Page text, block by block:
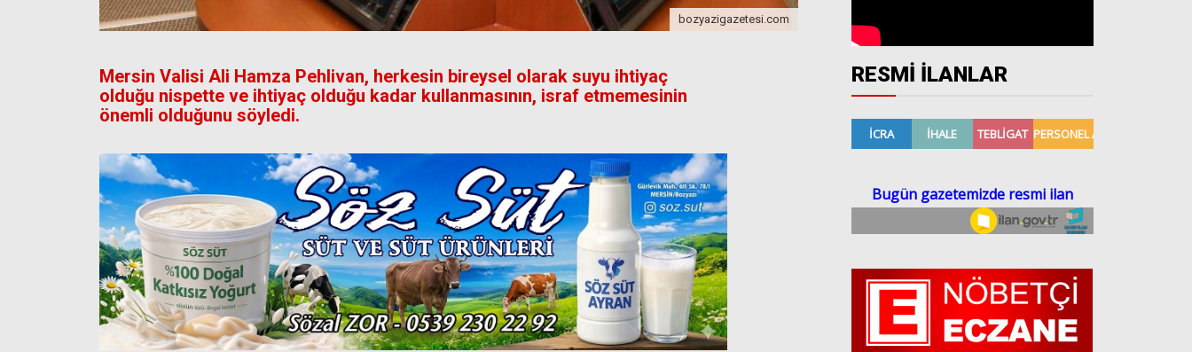
bozyazigazetesi.com
Mersin Valisi Ali Hamza Pehlivan, herkesin bireysel olarak suyu ihtiyaç
olduğu nispette ve ihtiyaç olduğu kadar kullanmasının, israf etmemesinin
önemli olduğunu söyledi.
RESMİ İLANLAR